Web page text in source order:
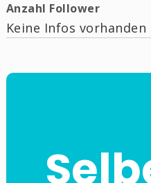
Anzahl Follower
Keine Infos vorhanden